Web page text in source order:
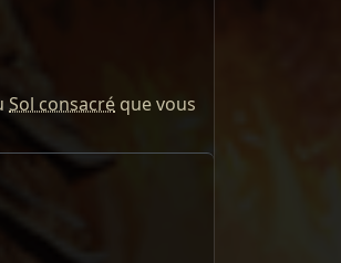
Sol consacré que vous